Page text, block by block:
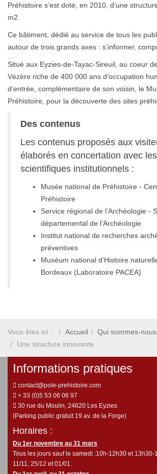
Préhistoire s’est doté, en 2010, d’une
m2.
Ce bâtiment, dédié au service de tous les
autour de trois grands axes : s’informer,
Situé aux Eyzies-de-Tayac-Sireuil, au coeur
Vézère riche de 400 000 ans d’occupation
d’entrée, complémentaire de son voisin, le
Préhistoire, pour la découverte des sites
Des contenus
Les contenus proposés aux
élaborés en concertation avec les
scientifiques institutionnels :
Musée national de Préhistoire -
Préhistoire
Service régional de l’Archéologie -
départemental de l’Archéologie
Institut national de recherches
préventives
Muséum national d’Histoire
Bordeaux (Laboratoire PACEA)
Vous êtes ici : Accueil
Qui sommes-
Une structure innovante
Informations pratiques
contact@pole-prehistoire.com
+ 33 (0)5 53 06 06 97
30 rue du Moulin, 24620 Les Eyzies
(Parking public gratuit 19 av. de la Forge)
Horaires :
Du 1er novembre au 31 mars
Tous les jours sauf le samedi :10h-12h30 et 13h30-
11/11, 25/12 et 01/01.